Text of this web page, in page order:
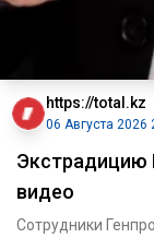
https://total.kz
06 Августа 2026
Экстрадицию
видео
Сотрудники